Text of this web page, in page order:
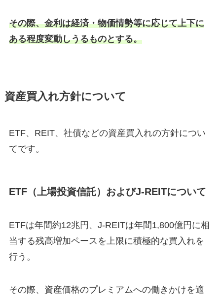
その際、金利は経済・物価情勢等に応じて上下に
ある程度変動しうるものとする。
資産買入れ方針について
ETF、REIT、社債などの資産買入れの方針につい
てです。
ETF（上場投資信託）およびJ-REITについて
ETFは年間約12兆円、J-REITは年間1,800億円に相
当する残高増加ペースを上限に積極的な買入れを
行う。
その際、資産価格のプレミアムへの働きかけを適